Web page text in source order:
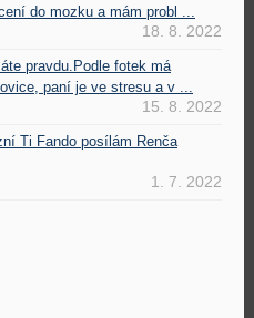
do mozku a mám probl ...
18. 8. 2022
pravdu.Podle fotek má
paní je ve stresu a v ...
15. 8. 2022
Ti Fando posílám Renča
1. 7. 2022